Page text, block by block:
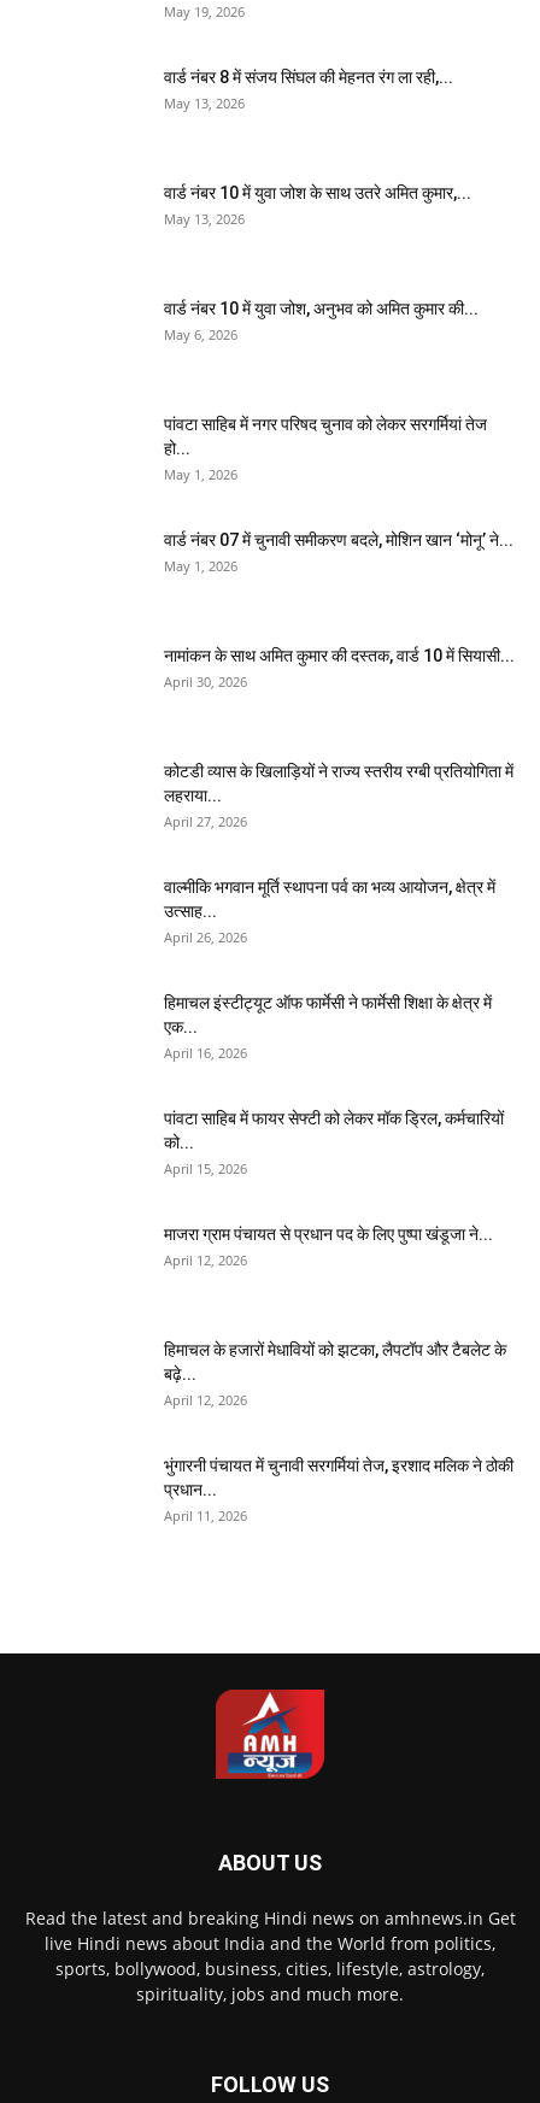
May 19, 2026
वार्ड नंबर 8 में संजय सिंघल की मेहनत रंग ला रही,...
May 13, 2026
वार्ड नंबर 10 में युवा जोश के साथ उतरे अमित कुमार,...
May 13, 2026
वार्ड नंबर 10 में युवा जोश, अनुभव को अमित कुमार की...
May 6, 2026
पांवटा साहिब में नगर परिषद चुनाव को लेकर सरगर्मियां तेज
हो...
May 1, 2026
वार्ड नंबर 07 में चुनावी समीकरण बदले, मोशिन खान ‘मोनू’ ने...
May 1, 2026
नामांकन के साथ अमित कुमार की दस्तक, वार्ड 10 में सियासी...
April 30, 2026
कोटडी व्यास के खिलाड़ियों ने राज्य स्तरीय रग्बी प्रतियोगिता में
लहराया...
April 27, 2026
वाल्मीकि भगवान मूर्ति स्थापना पर्व का भव्य आयोजन, क्षेत्र में
उत्साह...
April 26, 2026
हिमाचल इंस्टीट्यूट ऑफ फार्मेसी ने फार्मेसी शिक्षा के क्षेत्र में
एक...
April 16, 2026
पांवटा साहिब में फायर सेफ्टी को लेकर मॉक ड्रिल, कर्मचारियों
को...
April 15, 2026
माजरा ग्राम पंचायत से प्रधान पद के लिए पुष्पा खंडूजा ने...
April 12, 2026
हिमाचल के हजारों मेधावियों को झटका, लैपटॉप और टैबलेट के
बढ़े...
April 12, 2026
भुंगारनी पंचायत में चुनावी सरगर्मियां तेज, इरशाद मलिक ने ठोकी
प्रधान...
April 11, 2026
ABOUT US
Read the latest and breaking Hindi news on amhnews.in Get
live Hindi news about India and the World from politics,
sports, bollywood, business, cities, lifestyle, astrology,
spirituality, jobs and much more.
FOLLOW US